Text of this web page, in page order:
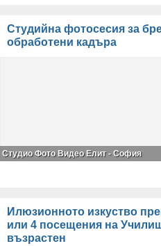
Студийна фотосесия за
обработени кадъра
Студио Фото Видео Елит - София
Илюзионното изкуство
или 4 посещения на
възрастен